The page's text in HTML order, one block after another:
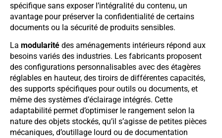
spécifique sans exposer l’intégralité du contenu, un
avantage pour préserver la confidentialité de certains
documents ou la sécurité de produits sensibles.
La modularité des aménagements intérieurs répond aux
besoins variés des industries. Les fabricants proposent
des configurations personnalisables avec des étagères
réglables en hauteur, des tiroirs de différentes capacités,
des supports spécifiques pour outils ou documents, et
même des systèmes d’éclairage intégrés. Cette
adaptabilité permet d’optimiser le rangement selon la
nature des objets stockés, qu’il s’agisse de petites pièces
mécaniques, d’outillage lourd ou de documentation